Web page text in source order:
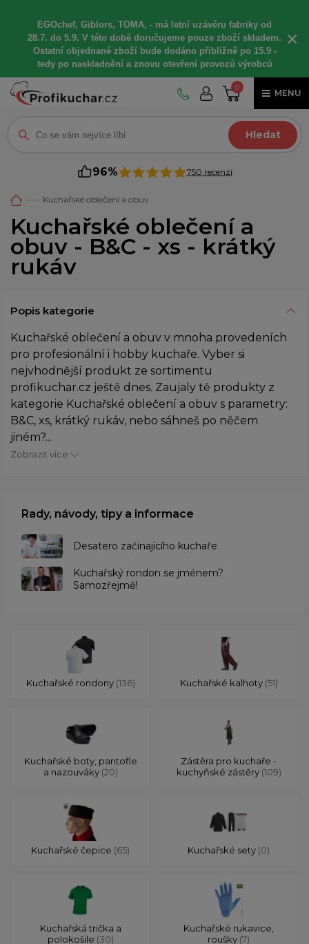
EGOchef, Giblors, TOMA, - má letní uzávěru fabriky od
28.7. do 5.9. V této době doručujeme pouze zboží skladem.
Ostatní objednané zboží bude dodáno přibližně po 15.9 -
tedy po naskladnění a znovu otevření provozů výrobců
×
0
MENU
Hledat
96% 750 recenzí
Kuchařské oblečení a obuv
Kuchařské oblečení a
obuv - B&C - xs - krátký
rukáv
Popis kategorie
Kuchařské oblečení a obuv v mnoha provedeních
pro profesionální i hobby kuchaře. Vyber si
nejvhodnější produkt ze sortimentu
profikuchar.cz ještě dnes. Zaujaly tě produkty z
kategorie Kuchařské oblečení a obuv s parametry:
B&C, xs, krátký rukáv, nebo sáhneš po něčem
jiném?...
Zobrazit více
Rady, návody, tipy a informace
Desatero začínajícího kuchaře
Kuchařský rondon se jménem?
Samozřejmě!
Kuchařské rondony (136) Kuchařské kalhoty (51)
Kuchařské boty, pantofle
a nazouváky (20)
Zástěra pro kuchaře -
kuchyňské zástěry (109)
Kuchařské čepice (65) Kuchařské sety (0)
Kuchařská trička a
polokošile (30)
Kuchařské rukavice,
roušky (7)